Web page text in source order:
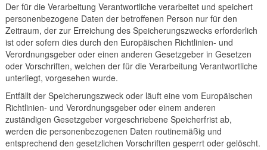
Der für die Verarbeitung Verantwortliche verarbeitet und speichert
personenbezogene Daten der betroffenen Person nur für den
Zeitraum, der zur Erreichung des Speicherungszwecks erforderlich
ist oder sofern dies durch den Europäischen Richtlinien- und
Verordnungsgeber oder einen anderen Gesetzgeber in Gesetzen
oder Vorschriften, welchen der für die Verarbeitung Verantwortliche
unterliegt, vorgesehen wurde.
Entfällt der Speicherungszweck oder läuft eine vom Europäischen
Richtlinien- und Verordnungsgeber oder einem anderen
zuständigen Gesetzgeber vorgeschriebene Speicherfrist ab,
werden die personenbezogenen Daten routinemäßig und
entsprechend den gesetzlichen Vorschriften gesperrt oder gelöscht.